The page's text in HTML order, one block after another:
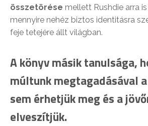
összetörése mellett Rushdie arra
mennyire nehéz biztos identitásra
feje tetejére állt világban.
A könyv másik tanulsága,
múltunk megtagadásával
sem érhetjük meg és a
elveszítjük.